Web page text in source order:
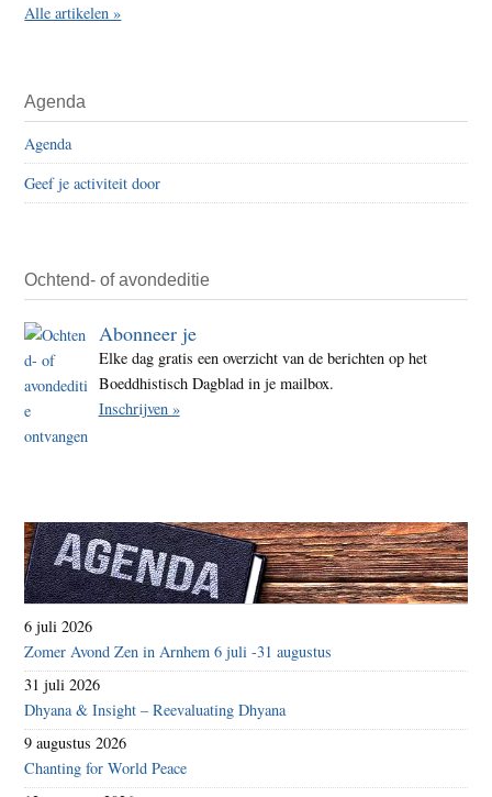
Alle artikelen »
Agenda
Agenda
Geef je activiteit door
Ochtend- of avondeditie
Abonneer je
Elke dag gratis een overzicht van de berichten op het
Boeddhistisch Dagblad in je mailbox.
Inschrijven »
6 juli 2026
Zomer Avond Zen in Arnhem 6 juli -31 augustus
31 juli 2026
Dhyana & Insight – Reevaluating Dhyana
9 augustus 2026
Chanting for World Peace